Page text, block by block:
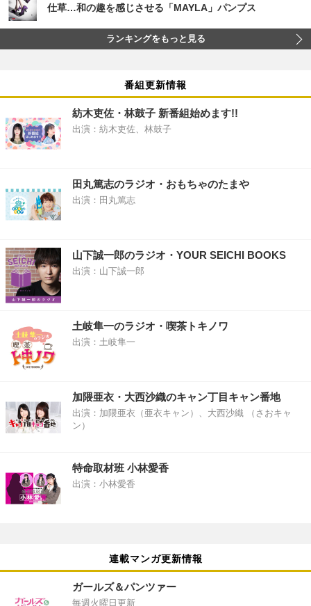
仕草…和の趣を感じさせる「MAYLA」パンプス
ランキングをもっと見る
番組更新情報
紡木吏佐・林鼓子 新番組始めます!!
出演：紡木吏佐、林鼓子
田丸篤志のラジオ・おもちゃのたまや
出演：田丸篤志
山下誠一郎のラジオ・YOUR SEICHI BOOKS
出演：山下誠一郎
土岐隼一のラジオ・喫茶トキノワ
出演：土岐隼一
加隈亜衣・大西沙織のキャン丁目キャン番地
出演：加隈亜衣（亜衣キャン）、大西沙織 （さおキャ
ン）
特命取材班 小林愛香
出演：小林愛香
連載マンガ更新情報
ガールズ＆パンツァー
毎週火曜日更新